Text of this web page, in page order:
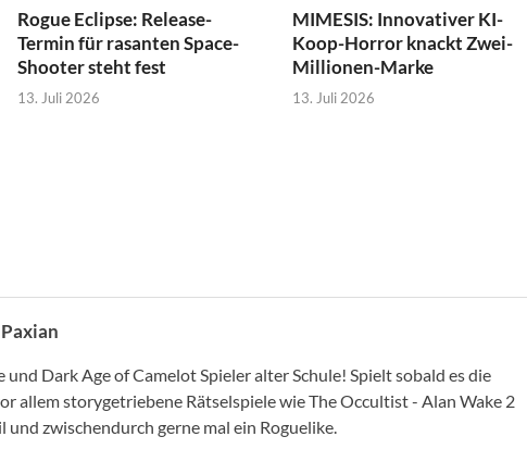
Rogue Eclipse: Release-
Termin für rasanten Space-
Shooter steht fest
13. Juli 2026
MIMESIS: Innovativer KI-
Koop-Horror knackt Zwei-
Millionen-Marke
13. Juli 2026
Dark Age of Camelot Spieler alter Schule! Spielt sobald es die
allem storygetriebene Rätselspiele wie The Occultist - Alan Wake 2
und zwischendurch gerne mal ein Roguelike.